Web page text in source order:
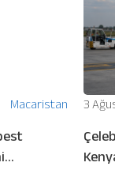
Macaristan 3